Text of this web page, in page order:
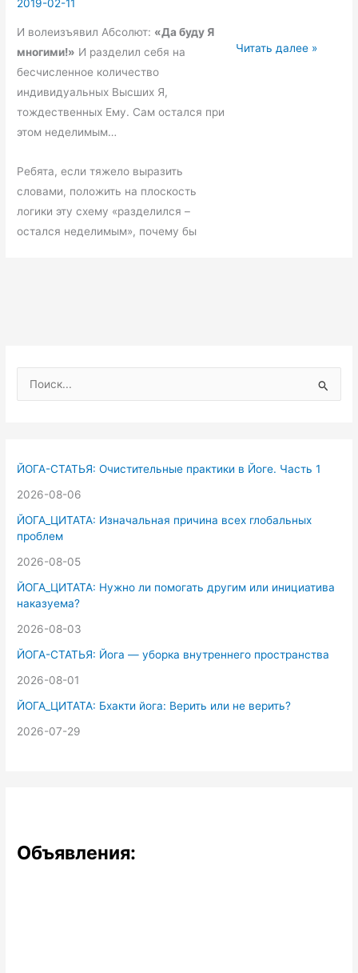
2019-02-11
И волеизъявил Абсолют: «Да буду Я
многими!» И разделил себя на
бесчисленное количество
индивидуальных Высших Я,
тождественных Ему. Сам остался при
этом неделимым…
Ребята, если тяжело выразить
словами, положить на плоскость
логики эту схему «разделился –
остался неделимым», почему бы
«Да
Читать далее »
о
к
ЙОГА-СТАТЬЯ: Очистительные практики в Йоге. Часть 1
2026-08-06
ЙОГА_ЦИТАТА: Изначальная причина всех глобальных
проблем
2026-08-05
ЙОГА_ЦИТАТА: Нужно ли помогать другим или инициатива
наказуема?
2026-08-03
ЙОГА-СТАТЬЯ: Йога — уборка внутреннего пространства
2026-08-01
ЙОГА_ЦИТАТА: Бхакти йога: Верить или не верить?
2026-07-29
Объявления: